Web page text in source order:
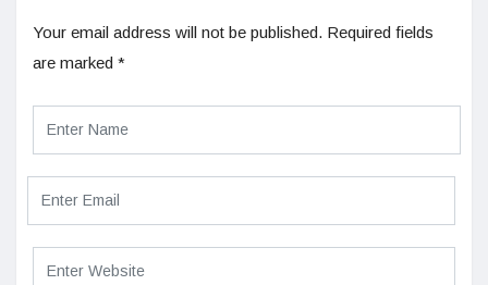
Your email address will not be published. Required fields
are marked *